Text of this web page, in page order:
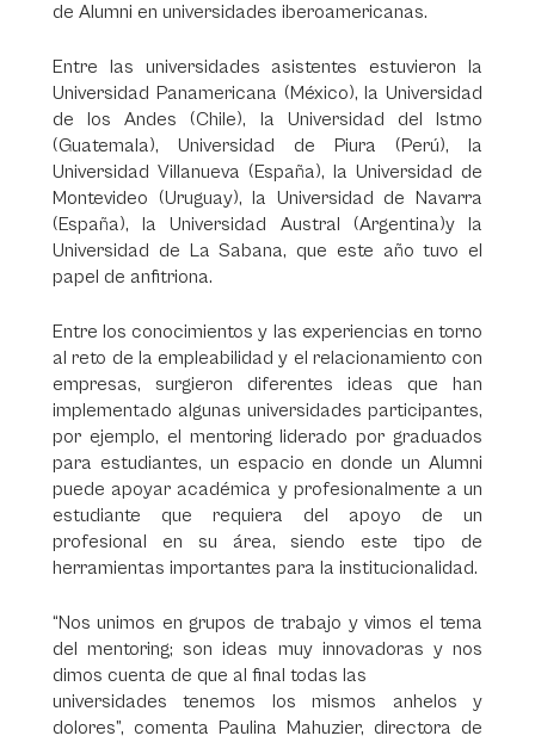
de Alumni en universidades iberoamericanas.
Entre las universidades asistentes estuvieron la
Universidad Panamericana (México), la Universidad
de los Andes (Chile), la Universidad del Istmo
(Guatemala), Universidad de Piura (Perú), la
Universidad Villanueva (España), la Universidad de
Montevideo (Uruguay), la Universidad de Navarra
(España), la Universidad Austral (Argentina)y la
Universidad de La Sabana, que este año tuvo el
papel de anfitriona.
Entre los conocimientos y las experiencias en torno
al reto de la empleabilidad y el relacionamiento con
empresas, surgieron diferentes ideas que han
implementado algunas universidades participantes,
por ejemplo, el mentoring liderado por graduados
para estudiantes, un espacio en donde un Alumni
puede apoyar académica y profesionalmente a un
estudiante que requiera del apoyo de un
profesional en su área, siendo este tipo de
herramientas importantes para la institucionalidad.
“Nos unimos en grupos de trabajo y vimos el tema
del mentoring; son ideas muy innovadoras y nos
dimos cuenta de que al final todas las
universidades tenemos los mismos anhelos y
dolores”, comenta Paulina Mahuzier, directora de